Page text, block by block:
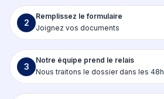
2
Remplissez le formulaire
Joignez vos documents
3
Notre équipe prend le relais
Nous traitons le dossier dans les 48h